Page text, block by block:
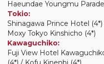
Haeundae Youngmu
Tokio:
Shinagawa Prince Hotel
Moxy Tokyo Kinshicho (4*)
Kawaguchiko:
Fuji View Hotel